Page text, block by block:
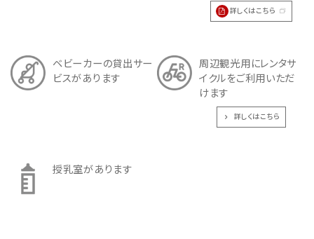
詳しくはこちら
ベビーカーの貸出サー
ビスがあります
周辺観光用にレンタサ
イクルをご利用いただ
けます
詳しくはこちら
授乳室があります